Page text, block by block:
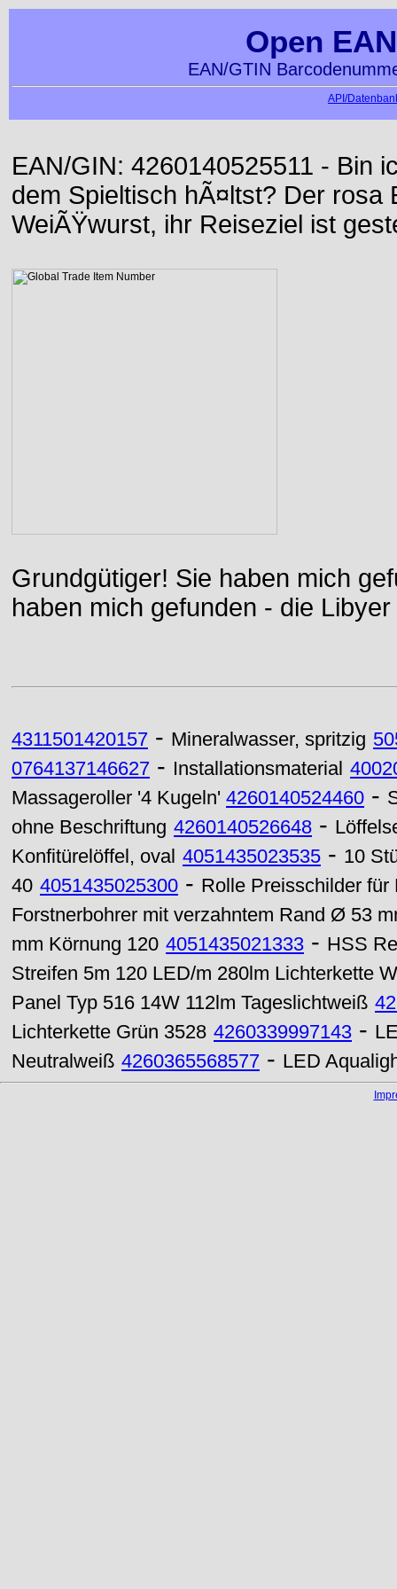
Open
EAN/GTIN
API/
EAN/GIN: 4260140525511 - Bin
dem Spieltisch hÃ¤ltst? Der rosa
WeiÃŸwurst, ihr Reiseziel ist
Grundgütiger! Sie haben mich
haben mich gefunden - die
4311501420157 - Mineralwasser, spritzig
0764137146627 - Installationsmaterial
Massageroller '4 Kugeln' 4260140524460 -
ohne Beschriftung 4260140526648 -
Konfitürelöffel, oval 4051435023535 - 10
40 4051435025300 - Rolle Preisschilder für
Forstnerbohrer mit verzahntem Rand Ø 53
mm Körnung 120 4051435021333 - HSS
Streifen 5m 120 LED/m 280lm Lichterkette
Panel Typ 516 14W 112lm Tageslichtweiß
Lichterkette Grün 3528 4260339997143 -
Neutralweiß 4260365568577 - LED